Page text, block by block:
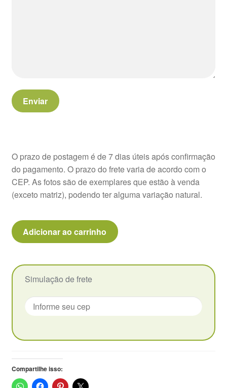
Enviar
O prazo de postagem é de 7 dias úteis após confirmação
do pagamento. O prazo do frete varia de acordo com o
CEP. As fotos são de exemplares que estão à venda
(exceto matriz), podendo ter alguma variação natural.
Huernia
Zebrinha
Pote
quantidade
Adicionar ao carrinho
Simulação de frete
Compartilhe isso: